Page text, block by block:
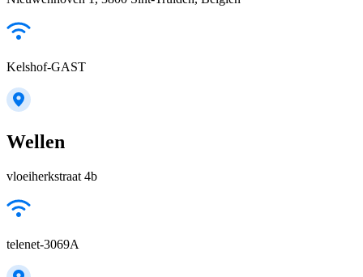
Kelshof-GAST
Wellen
vloeiherkstraat 4b
telenet-3069A